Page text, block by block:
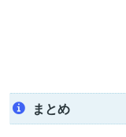
まとめ